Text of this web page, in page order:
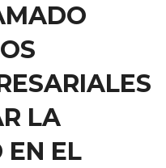
LA
EN EL